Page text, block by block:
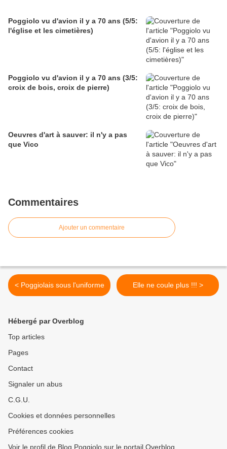
Poggiolo vu d'avion il y a 70 ans (5/5:
l'église et les cimetières)
Poggiolo vu d'avion il y a 70 ans (3/5:
croix de bois, croix de pierre)
Oeuvres d'art à sauver: il n'y a pas
que Vico
Commentaires
Ajouter un commentaire
< Poggiolais sous l'uniforme Elle ne coule plus !!! >
Hébergé par Overblog
Top articles
Pages
Contact
Signaler un abus
C.G.U.
Cookies et données personnelles
Préférences cookies
Voir le profil de Blog Poggiolo sur le portail Overblog